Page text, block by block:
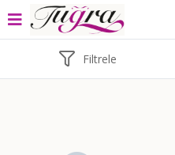
VE ÜZERİ ALIŞVERİŞLERİNİZDE
Filtrele